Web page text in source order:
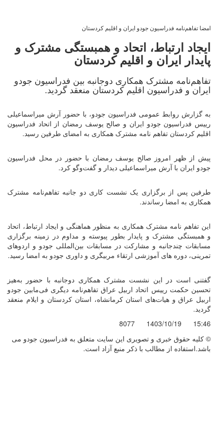
امضا تفاهم‌نامه فدراسیون جودو ایران و اقلیم کردستان
ایجاد ارتباط، اتحاد و همبستگی مشترک و
پایدار ایران و اقلیم کردستان
تفاهم‌نامه مشترک همکاری دوجانبه بین فدراسیون جودو
ایران و فدراسیون اقلیم کردستان منعقد گردید.
به گزارش روابط عمومی فدراسیون جودو، با حضور آرش میراسماعیلی
رییس فدراسیون جودو ایران و صالح یوسف رمضان از اتحاد فدراسیون
اقلیم کردستان تفاهم نامه مشترک همکاری به امضای طرفین رسید.
پیش از ظهر امروز صالح یوسف رمضان با حضور در محل فدراسیون
جودو ایران با آرش میراسماعیلی دیدار و گفت‌و‌گو کرد.
طرفین پس از برگزاری یک نشست کاری دو جانبه تفاهم‌نامه مشترک
همکاری به امضا رساندند.
این تفاهم نامه مشترک همکاری به منظور هماهنگی و ایجاد ارتباط، اتحاد
و همبستگی مشترک و پایدار بطور پيوسته و مداوم در زمینه برگزاری
مسابقات چندجانبه و مشارکت در مسابقات بین‌المللی جودو و اردوهای
تمرینی، دوره های آموزشی ارتقاء مربیگری و داوری جودو به امضا رسید.
گفتنی است در این نشست مشترک همکاری دوجانبه با حضور به‌هیز
تحسین حکمت رییس اتحاد اربیل عراق تفاهم‌نامه دیگری فی‌مابین جودو
اربیل عراق و هیات‌های استان کرمانشاه، استان کردستان و ایلام منعقد
گردید.
15:46
1403/10/19
8077
© کليه حقوق خبری و تصويری اين سايت متعلق به فدراسیون جودو می
باشد.استفاده از مطالب با ذكر منبع آزاد است.